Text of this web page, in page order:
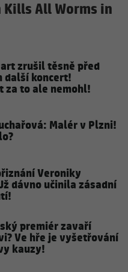
Kills All Worms in
zrušil těsně před
další koncert!
za to ale nemohl!
Malér v Plzni!
Veroniky
dávno učinila zásadní
premiér zavaří
Ve hře je vyšetřování
kauzy!